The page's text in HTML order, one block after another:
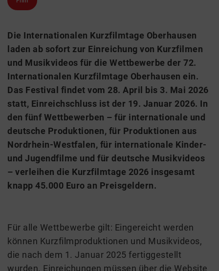
Die Internationalen Kurzfilmtage Oberhausen
laden ab sofort zur Einreichung von Kurzfilmen
und Musikvideos für die Wettbewerbe der 72.
Internationalen Kurzfilmtage Oberhausen ein.
Das Festival findet vom 28. April bis 3. Mai 2026
statt, Einreichschluss ist der 19. Januar 2026. In
den fünf Wettbewerben – für internationale und
deutsche Produktionen, für Produktionen aus
Nordrhein-Westfalen, für internationale Kinder-
und Jugendfilme und für deutsche Musikvideos
– verleihen die Kurzfilmtage 2026 insgesamt
knapp 45.000 Euro an Preisgeldern.
Für alle Wettbewerbe gilt: Eingereicht werden
können Kurzfilmproduktionen und Musikvideos,
die nach dem 1. Januar 2025 fertiggestellt
wurden. Einreichungen müssen über die Website